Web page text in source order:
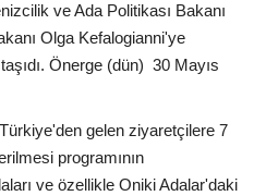
ve Ada Politikası Bakanı
Olga Kefalogianni'ye
Önerge (dün) 30 Mayıs
gelen ziyaretçilere 7
programının
ve özellikle Oniki Adalar'daki